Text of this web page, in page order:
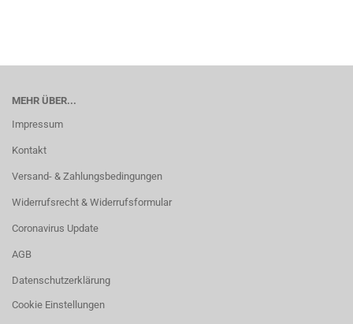
MEHR ÜBER...
Impressum
Kontakt
Versand- & Zahlungsbedingungen
Widerrufsrecht & Widerrufsformular
Coronavirus Update
AGB
Datenschutzerklärung
Cookie Einstellungen